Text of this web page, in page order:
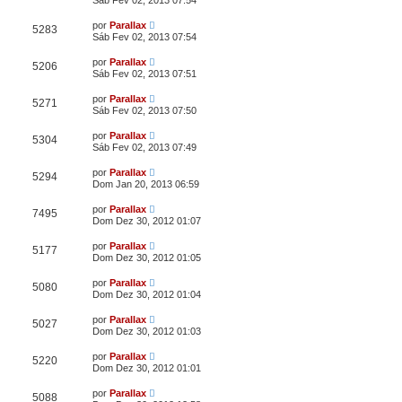
5283 por Parallax
Sáb Fev 02, 2013 07:54
5206 por Parallax
Sáb Fev 02, 2013 07:51
5271 por Parallax
Sáb Fev 02, 2013 07:50
5304 por Parallax
Sáb Fev 02, 2013 07:49
5294 por Parallax
Dom Jan 20, 2013 06:59
7495 por Parallax
Dom Dez 30, 2012 01:07
5177 por Parallax
Dom Dez 30, 2012 01:05
5080 por Parallax
Dom Dez 30, 2012 01:04
5027 por Parallax
Dom Dez 30, 2012 01:03
5220 por Parallax
Dom Dez 30, 2012 01:01
5088 por Parallax